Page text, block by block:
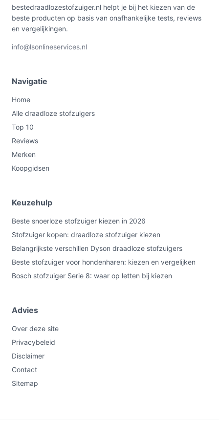
bestedraadlozestofzuiger.nl helpt je bij het kiezen van de
beste producten op basis van onafhankelijke tests, reviews
en vergelijkingen.
info@lsonlineservices.nl
Navigatie
Home
Alle draadloze stofzuigers
Top 10
Reviews
Merken
Koopgidsen
Keuzehulp
Beste snoerloze stofzuiger kiezen in 2026
Stofzuiger kopen: draadloze stofzuiger kiezen
Belangrijkste verschillen Dyson draadloze stofzuigers
Beste stofzuiger voor hondenharen: kiezen en vergelijken
Bosch stofzuiger Serie 8: waar op letten bij kiezen
Advies
Over deze site
Privacybeleid
Disclaimer
Contact
Sitemap